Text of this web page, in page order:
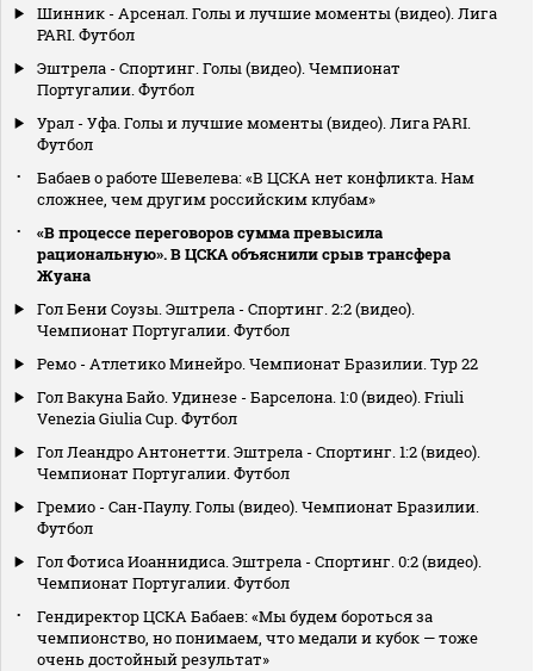
Шинник - Арсенал. Голы и лучшие моменты (видео). Лига
PARI. Футбол
Эштрела - Спортинг. Голы (видео). Чемпионат
Португалии. Футбол
Урал - Уфа. Голы и лучшие моменты (видео). Лига PARI.
Футбол
Бабаев о работе Шевелева: «В ЦСКА нет конфликта. Нам
сложнее, чем другим российским клубам»
«В процессе переговоров сумма превысила
рациональную». В ЦСКА объяснили срыв трансфера
Жуана
Гол Бени Соузы. Эштрела - Спортинг. 2:2 (видео).
Чемпионат Португалии. Футбол
Ремо - Атлетико Минейро. Чемпионат Бразилии. Тур 22
Гол Вакуна Байо. Удинезе - Барселона. 1:0 (видео). Friuli
Venezia Giulia Cup. Футбол
Гол Леандро Антонетти. Эштрела - Спортинг. 1:2 (видео).
Чемпионат Португалии. Футбол
Гремио - Сан-Паулу. Голы (видео). Чемпионат Бразилии.
Футбол
Гол Фотиса Иоаннидиса. Эштрела - Спортинг. 0:2 (видео).
Чемпионат Португалии. Футбол
Гендиректор ЦСКА Бабаев: «Мы будем бороться за
чемпионство, но понимаем, что медали и кубок — тоже
очень достойный результат»